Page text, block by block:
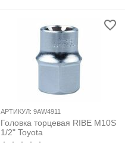
АРТИКУЛ: 9AW4911
Головка торцевая RIBE M10S
1/2" Toyota